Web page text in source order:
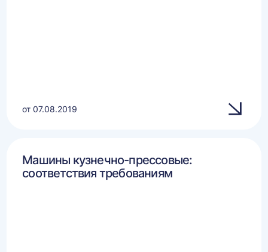
от 07.08.2019
Машины кузнечно-прессовые:
соответствия требованиям